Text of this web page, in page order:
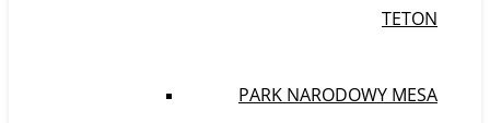
TETON
PARK NARODOWY MESA